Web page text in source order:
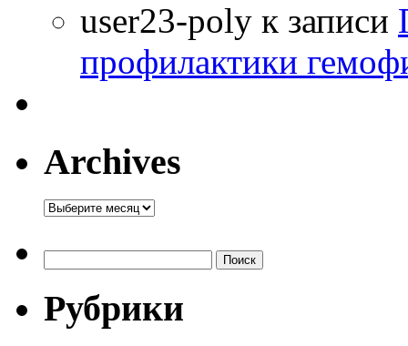
user23-poly к записи
профилактики
Archives
Archives
Рубрики